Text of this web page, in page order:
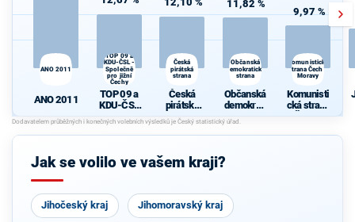
ANO 2011
ANO 2011
TOP 09 a
KDU-ČSL -
Společně
pro jižní
Čechy
TOP 09 a
KDU-ČSL
- Společně
pro jižní
Čechy
Česká
pirátská
strana
Česká
pirátská
strana
11,82 %
Občanská
demokratická
strana
Občanská
demokrati
cká strana
9,97 %
Komunistická
strana Čech a
Moravy
Komunisti
cká strana
Čech a
Jak se volilo ve vašem kraji?
Jihočeský kraj Jihomoravský kraj